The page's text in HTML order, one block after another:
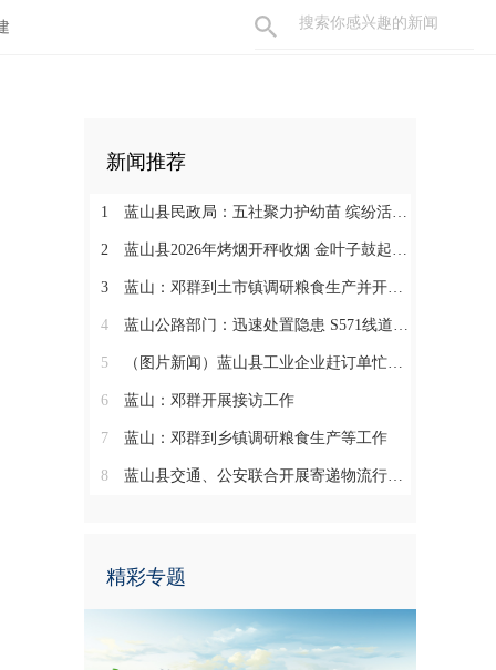
新闻推荐
1 蓝山县民政局：五社聚力护幼苗 缤纷活动暖暑期
2 蓝山县2026年烤烟开秤收烟 金叶子鼓起烟农钱袋子
3 蓝山：邓群到土市镇调研粮食生产并开展联村解忧“四个一批”工作
4 蓝山公路部门：迅速处置隐患 S571线道路抢修有序推进
5 （图片新闻）蓝山县工业企业赶订单忙生产
6 蓝山：邓群开展接访工作
7 蓝山：邓群到乡镇调研粮食生产等工作
8 蓝山县交通、公安联合开展寄递物流行业安全专项检查
精彩专题